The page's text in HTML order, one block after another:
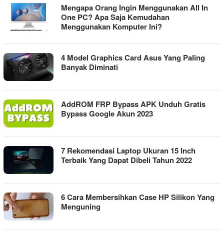
Mengapa Orang Ingin Menggunakan All In
One PC? Apa Saja Kemudahan
Menggunakan Komputer Ini?
4 Model Graphics Card Asus Yang Paling
Banyak Diminati
AddROM FRP Bypass APK Unduh Gratis
Bypass Google Akun 2023
7 Rekomendasi Laptop Ukuran 15 Inch
Terbaik Yang Dapat Dibeli Tahun 2022
6 Cara Membersihkan Case HP Silikon Yang
Menguning